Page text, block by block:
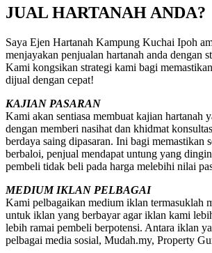
JUAL HARTANAH ANDA?
Saya Ejen Hartanah Kampung Kuchai Ipoh
menjayakan penjualan hartanah anda dengan
Kami kongsikan strategi kami bagi
dijual dengan cepat!
KAJIAN PASARAN
Kami akan sentiasa membuat kajian hartanah
dengan memberi nasihat dan khidmat
berdaya saing dipasaran. Ini bagi memastikan
berbaloi, penjual mendapat untung yang
pembeli tidak beli pada harga melebihi nilai
MEDIUM IKLAN PELBAGAI
Kami pelbagaikan medium iklan termasuklah
untuk iklan yang berbayar agar iklan kami
lebih ramai pembeli berpotensi. Antara iklan
pelbagai media sosial, Mudah.my, Property